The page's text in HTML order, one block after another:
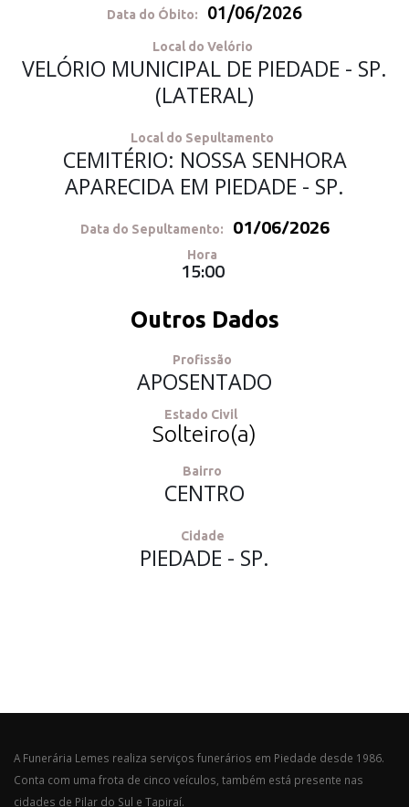
Data do Óbito: 01/06/2026
Local do Velório
VELÓRIO MUNICIPAL DE PIEDADE - SP.
(LATERAL)
Local do Sepultamento
CEMITÉRIO: NOSSA SENHORA
APARECIDA EM PIEDADE - SP.
Data do Sepultamento: 01/06/2026
Hora
15:00
Outros Dados
Profissão
APOSENTADO
Estado Civil
Solteiro(a)
Bairro
CENTRO
Cidade
PIEDADE - SP.
A Funerária Lemes realiza serviços funerários em Piedade desde 1986.
Conta com uma frota de cinco veículos, também está presente nas
cidades de Pilar do Sul e Tapiraí.